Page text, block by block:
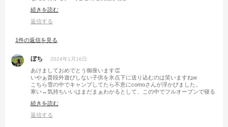
続きを読む
返信する
1件の返信を見る
ぼち 2024年1月16日
あけましておめでとう御座います👏
いやぁ普段外遊びしない子供を氷点下に送り込むのは笑いますねw
こちら雪の中でキャンプしてたら不意にcomoさんが浮かびました。
寒い→気持ちいいはまだまぁわかるとして、この中でフルオープンで寝る
続きを読む
返信する